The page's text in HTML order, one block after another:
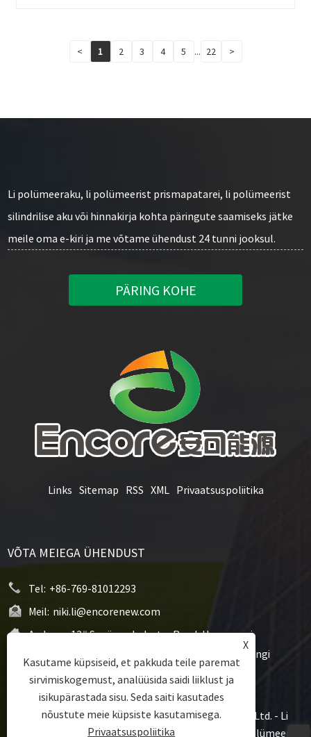
< 1 2 3 4 5 ... 22 >
Li polümeeraku, li polümeerist prismapatarei, li polümeerist
silindrilise aku või hinnakirja kohta päringute saamiseks jätke
meile oma e-kiri ja me võtame ühendust 24 tunni jooksul.
PÄRING KOHE
Links Sitemap RSS XML Privaatsuspoliitika
VÕTA MEIEGA ÜHENDUST
Tel: +86-769-81012293
Meil: niki.li@encorenew.com
Aadress: 12# Sanjiang Industry Road, Hengquani
kogukond, Hengli linn, Dongguani linn, Guangdongi
provints, Hiina
Autoriõigus © 2022 Dongguan Encore Energy Co.,Ltd. - Li
polümeeraku, Li polümeerist prismaatiline aku, Li polümeerist
X
Kasutame küpsiseid, et pakkuda teile paremat
sirvimiskogemust, analüüsida saidi liiklust ja
isikupärastada sisu. Seda saiti kasutades
nõustute meie küpsiste kasutamisega.
Privaatsuspoliitika